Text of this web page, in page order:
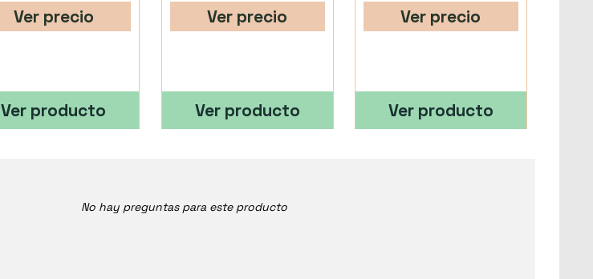
Ver precio
Ver producto
Ver precio
Ver producto
Ver precio
Ver producto
No hay preguntas para este producto